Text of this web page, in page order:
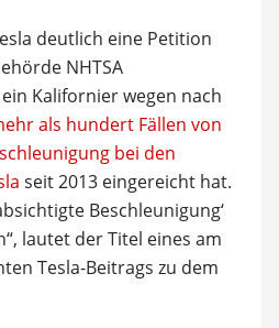
deutlich eine Petition
NHTSA
Kalifornier wegen nach
als hundert Fällen von
bei den
seit 2013 eingereicht hat.
Beschleunigung‘
lautet der Titel eines am
Tesla-Beitrags zu dem